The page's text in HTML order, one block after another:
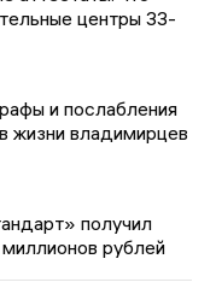
центры 33-
и послабления
жизни владимирцев
получил
рублей